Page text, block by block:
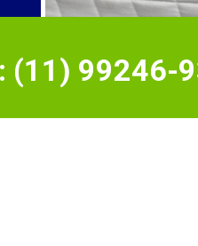
(11) 99246-